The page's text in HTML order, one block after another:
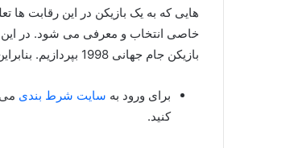
هایی که به یک بازیکن در این رقابت ها
بازیکن جام جهانی 1998 بپردازیم. بنابراین برای آشنایی با این بازیکن این مطلب را تا پایان دنبال کنید.
برای ورود به سایت شرط بندی می
کنید.